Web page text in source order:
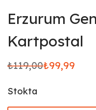
Erzurum
Kartpostal
₺119,00
Orijinal
₺119,00.
₺99,99
Şu
fiyat:
₺99,99.
Stokta